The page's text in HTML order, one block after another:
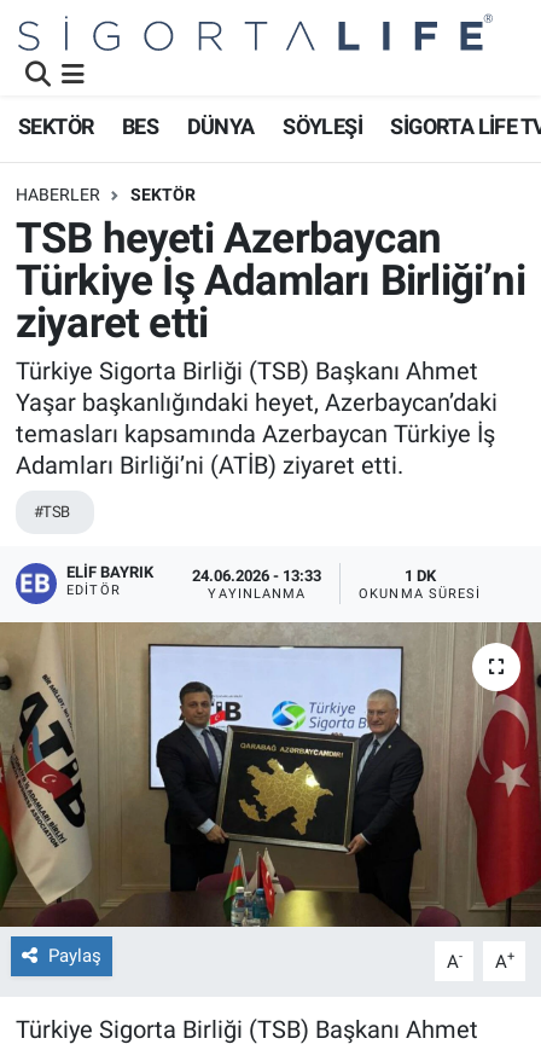
SEKTÖR BES DÜNYA SÖYLEŞİ SİGORTA LİFE
HABERLER SEKTÖR
TSB heyeti Azerbaycan
Türkiye İş Adamları Birliği’ni
ziyaret etti
Türkiye Sigorta Birliği (TSB) Başkanı Ahmet
Yaşar başkanlığındaki heyet, Azerbaycan’daki
temasları kapsamında Azerbaycan Türkiye İş
Adamları Birliği’ni (ATİB) ziyaret etti.
#TSB
ELIF BAYRIK
EDITÖR
24.06.2026 - 13:33
YAYINLANMA
1 DK
OKUNMA SÜRESI
Paylaş A- A+
Türkiye Sigorta Birliği (TSB) Başkanı Ahmet
Namaz Vakitleri
Trafik Durumu
Süper Lig Puan Durumu ve Fikstür
Tüm Manşetler
Son Dakika Haberleri
Haber Arşivi